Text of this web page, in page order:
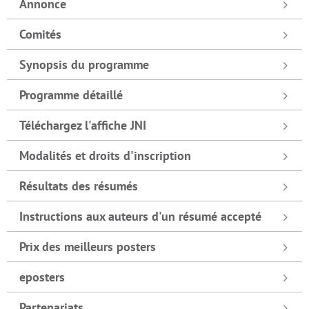
Annonce
Comités
Synopsis du programme
Programme détaillé
Téléchargez l'affiche JNI
Modalités et droits d'inscription
Résultats des résumés
Instructions aux auteurs d'un résumé accepté
Prix des meilleurs posters
eposters